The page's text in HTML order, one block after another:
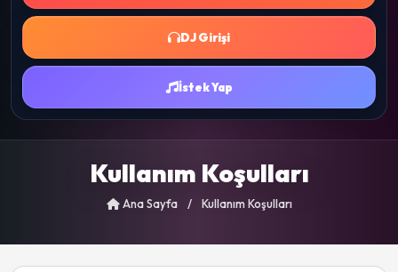
DJ Girişi
İstek Yap
Kullanım Koşulları
Ana Sayfa / Kullanım Koşulları